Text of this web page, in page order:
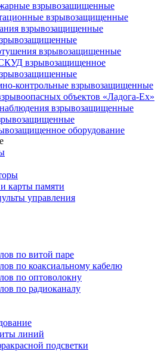
взрывозащищенные
взрывозащищенные
взрывозащищенные
взрывозащищенные
взрывозащищенное
контрольные взрывозащищенные
объектов «Ладога-Ex»
взрывозащищенные
оборудование
карты памяти
управления
по витой паре
по коаксиальному кабелю
по оптоволокну
по радиоканалу
линий
подсветки